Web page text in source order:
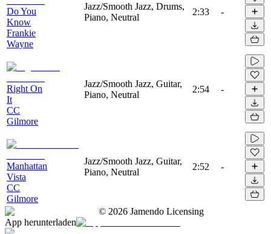
Do You
Know
Frankie
Wayne
Jazz/Smooth Jazz, Drums,
Piano, Neutral
2:33 -
Right On
It
CC
Gilmore
Jazz/Smooth Jazz, Guitar,
Piano, Neutral
2:54 -
Manhattan
Vista
CC
Gilmore
Jazz/Smooth Jazz, Guitar,
Piano, Neutral
2:52 -
© 2026 Jamendo Licensing
App herunterladen